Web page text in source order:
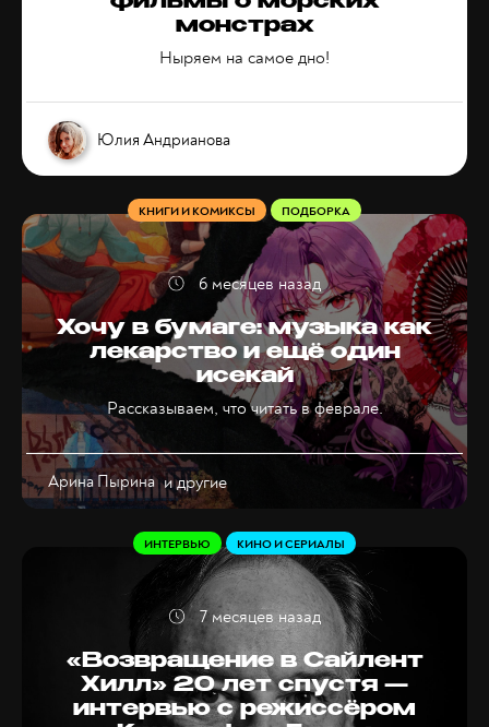
монстрах
Ныряем на самое дно!
Юлия Андрианова
Хочу в бумаге: музыка как
лекарство и ещё один
исекай
Рассказываем, что читать в феврале.
КНИГИ И КОМИКСЫ ПОДБОРКА
Арина Пыринаи другие
6 месяцев назад
«Возвращение в Сайлент
Хилл» 20 лет спустя —
интервью с режиссёром
ИНТЕРВЬЮ КИНО И СЕРИАЛЫ
7 месяцев назад